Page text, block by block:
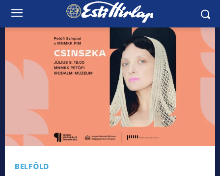
BELFÖLD